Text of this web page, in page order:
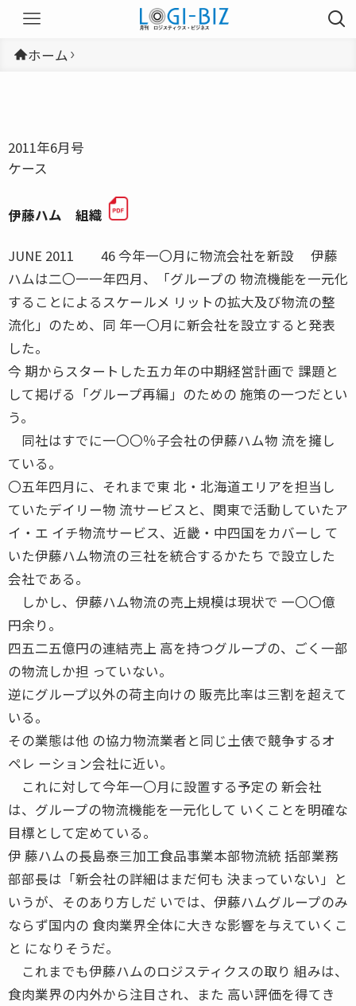
ホーム
2011年6月号
ケース
伊藤ハム 組織
JUNE 2011 46 今年一〇月に物流会社を新設 伊藤
ハムは二〇一一年四月、「グループの 物流機能を一元化
することによるスケールメ リットの拡大及び物流の整
流化」のため、同 年一〇月に新会社を設立すると発表
した。
今 期からスタートした五カ年の中期経営計画で 課題と
して掲げる「グループ再編」のための 施策の一つだとい
う。
同社はすでに一〇〇％子会社の伊藤ハム物 流を擁し
ている。
〇五年四月に、それまで東 北・北海道エリアを担当し
ていたデイリー物 流サービスと、関東で活動していたア
イ・エ イチ物流サービス、近畿・中四国をカバーし て
いた伊藤ハム物流の三社を統合するかたち で設立した
会社である。
しかし、伊藤ハム物流の売上規模は現状で 一〇〇億
円余り。
四五二五億円の連結売上 高を持つグループの、ごく一部
の物流しか担 っていない。
逆にグループ以外の荷主向けの 販売比率は三割を超えて
いる。
その業態は他 の協力物流業者と同じ土俵で競争するオ
ペレ ーション会社に近い。
これに対して今年一〇月に設置する予定の 新会社
は、グループの物流機能を一元化して いくことを明確な
目標として定めている。
伊 藤ハムの長島泰三加工食品事業本部物流統 括部業務
部部長は「新会社の詳細はまだ何も 決まっていない」と
いうが、そのあり方しだ いでは、伊藤ハムグループのみ
ならず国内の 食肉業界全体に大きな影響を与えていくこ
と になりそうだ。
これまでも伊藤ハムのロジスティクスの取り 組みは、
食肉業界の内外から注目され、また 高い評価を得てき